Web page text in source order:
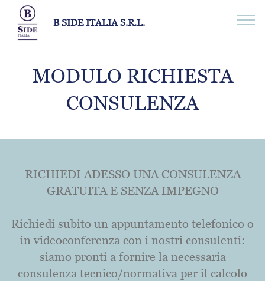
B SIDE ITALIA S.R.L.
MODULO RICHIESTA
CONSULENZA
RICHIEDI ADESSO UNA CONSULENZA
GRATUITA E SENZA IMPEGNO
Richiedi subito un appuntamento telefonico o
in videoconferenza con i nostri consulenti:
siamo pronti a fornire la necessaria
consulenza tecnico/normativa per il calcolo